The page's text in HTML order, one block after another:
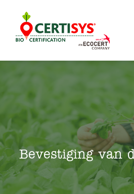
Bevestiging van